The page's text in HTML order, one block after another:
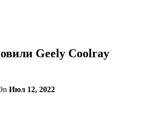
Geely Coolray
Июл 12, 2022